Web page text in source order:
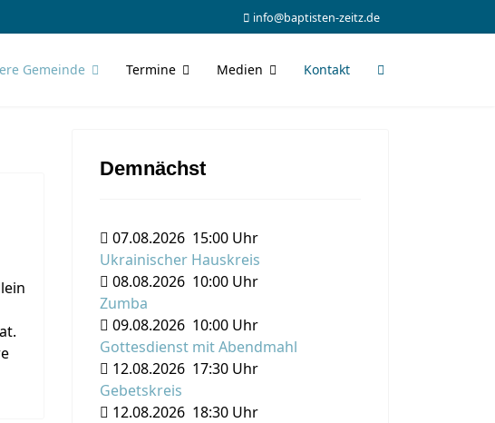
info@baptisten-zeitz.de
Gemeinde Termine Medien Kontakt
Demnächst
07.08.2026 15:00 Uhr
Ukrainischer Hauskreis
08.08.2026 10:00 Uhr
Zumba
09.08.2026 10:00 Uhr
Gottesdienst mit Abendmahl
12.08.2026 17:30 Uhr
Gebetskreis
12.08.2026 18:30 Uhr